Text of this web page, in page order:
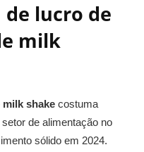
lucro de
milk
shake costuma
de alimentação no
sólido em 2024.